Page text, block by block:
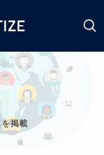
掲載